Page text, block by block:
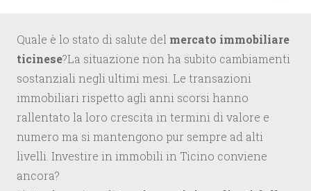
Quale è lo stato di salute del mercato immobiliare
ticinese?La situazione non ha subito cambiamenti
sostanziali negli ultimi mesi. Le transazioni
immobiliari rispetto agli anni scorsi hanno
rallentato la loro crescita in termini di valore e
numero ma si mantengono pur sempre ad alti
livelli. Investire in immobili in Ticino conviene
ancora?